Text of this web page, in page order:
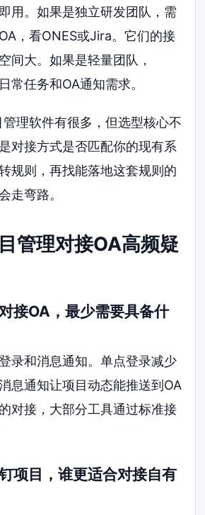
用。如果是独立研发团队，需
，看ONES或Jira。它们的接
间大。如果是轻量团队，
常任务和OA通知需求。
理软件有很多，但选型核心不
对接方式是否匹配你的现有系
规则，再找能落地这套规则的
走弯路。
管理对接OA高频疑
接OA，最少需要具备什
录和消息通知。单点登录减少
息通知让项目动态能推送到OA
对接，大部分工具通过标准接
项目，谁更适合对接自有